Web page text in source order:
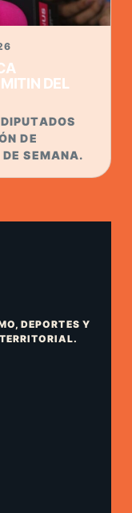
DEL
DE
DE SEMANA.
DEPORTES Y